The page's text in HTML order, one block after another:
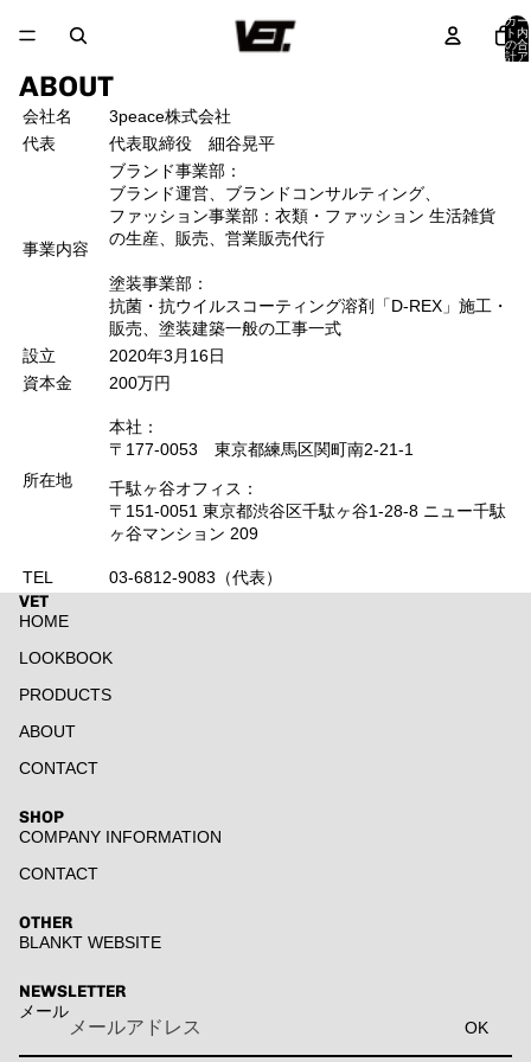
カー
ト内
の合
計ア
ABOUT
会社名
3peace株式会社
代表
代表取締役 細谷晃平​
事業内容
ブランド事業部：
ブランド運営、ブランドコンサルティング、
ファッション事業部：衣類・ファッション 生活雑貨
の生産、販売​、営業販売代行​
塗装事業部：
抗菌・抗ウイルスコーティング溶剤「D-REX」施工・
販売​、塗装建築一般の工事一式​
設立
2020年3月16日
資本金
200万円
所在地
本社：
〒177-0053 東京都練馬区関町南2-21-1
千駄ヶ谷オフィス：
〒151-0051 東京都渋谷区千駄ヶ谷1-28-8 ニュー千駄
ヶ谷マンション 209
TEL 03-6812-9083（代表）
VET
HOME
LOOKBOOK
PRODUCTS
ABOUT
CONTACT
SHOP
COMPANY INFORMATION
CONTACT
OTHER
BLANKT WEBSITE
NEWSLETTER
メール
OK
返金ポリシー
利用規約